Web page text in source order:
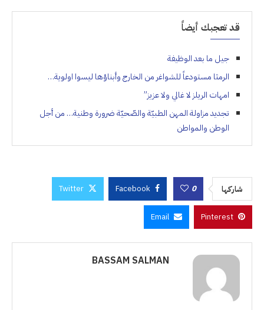
قد تعجبك أيضاً
جيل ما بعد الوظيفة
الرمثا مستودعاً للشواغر من الخارج وأبناؤها ليسوا اولوية…
امهات الريلز لا غالي ولا عزيز”
تجديد مزاولة المهن الطبيّة والصّحيّة ضرورة وطنية… من أجل
الوطن والمواطن
شاركها 0
Facebook
Twitter
Pinterest
Email
BASSAM SALMAN